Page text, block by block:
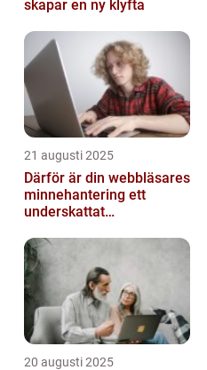
skapar en ny klyfta
21 augusti 2025
Därför är din webbläsares
minnehantering ett
underskattat
20 augusti 2025